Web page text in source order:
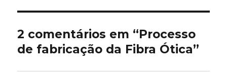
2 comentários em “Processo
de fabricação da Fibra Ótica”